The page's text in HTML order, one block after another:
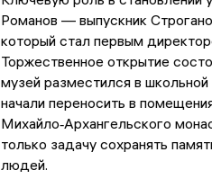
Романов — выпускник
который стал первым
Торжественное открытие
музей разместился в
начали переносить в
Михайло‑Архангельского
только задачу сохранять
людей.